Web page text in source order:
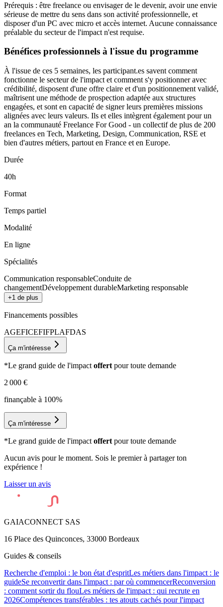
Prérequis : être freelance ou envisager de le devenir, avoir une envie
sérieuse de mettre du sens dans son activité professionnelle, et
disposer d'un PC avec micro et accès internet. Aucune connaissance
préalable du secteur de l'impact n'est requise.
Bénéfices professionnels à l'issue du programme
À l'issue de ces 5 semaines, les participant.es savent comment
fonctionne le secteur de l'impact et comment s'y positionner avec
crédibilité, disposent d'une offre claire et d'un positionnement validé,
maîtrisent une méthode de prospection adaptée aux structures
engagées, et sont en capacité de signer leurs premières missions
alignées avec leurs valeurs. Ils et elles intègrent également pour un
an la communauté Freelance For Good - un collectif de plus de 200
freelances en Tech, Marketing, Design, Communication, RSE et
bien d'autres métiers, partout en France et en Europe.
Durée
40h
Format
Temps partiel
Modalité
En ligne
Spécialités
Communication responsableConduite de
changementDéveloppement durableMarketing responsable
+1 de plus
Financements possibles
AGEFICEFIFPLAFDAS
Ça m'intéresse
*Le grand guide de l'impact offert pour toute demande
2 000 €
finançable à 100%
Ça m'intéresse
*Le grand guide de l'impact offert pour toute demande
Aucun avis pour le moment. Sois le premier à partager ton
expérience !
Laisser un avis
GAIACONNECT SAS
16 Place des Quinconces, 33000 Bordeaux
Guides & conseils
Recherche d'emploi : le bon état d'espritLes métiers dans l'impact : le
guideSe reconvertir dans l'impact : par où commencerReconversion
: comment sortir du flouLes métiers de l'impact : qui recrute en
2026Compétences transférables : tes atouts cachés pour l'impact